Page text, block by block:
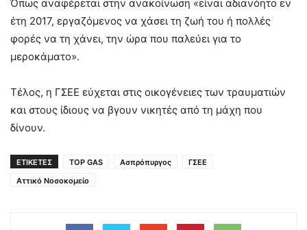
Όπως αναφέρεται στην ανακοίνωση «είναι αδιανόητο εν
έτη 2017, εργαζόμενος να χάσει τη ζωή του ή πολλές
φορές να τη χάνει, την ώρα που παλεύει για το
μεροκάματο».
Τέλος, η ΓΣΕΕ εύχεται στις οικογένειες των τραυματιών
και στους ίδιους να βγουν νικητές από τη μάχη που
δίνουν.
ΕΤΙΚΕΤΕΣ TOP GAS Ασπρόπυργος
ΓΣΕΕ
Αττικό Νοσοκομείο